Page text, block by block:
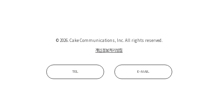
© 2026. Cake Communications, Inc. All rights reserved.
개인정보처리방침
TEL E-MAIL